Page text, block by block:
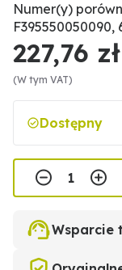
Numer(y)
F395550050090,
227,76 zł
(W tym VAT)
Dostępny
Wsparcie